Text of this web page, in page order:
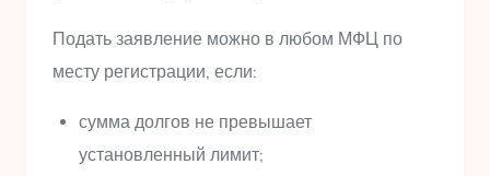
Подать заявление можно в любом МФЦ по
месту регистрации, если:
сумма долгов не превышает
установленный лимит;